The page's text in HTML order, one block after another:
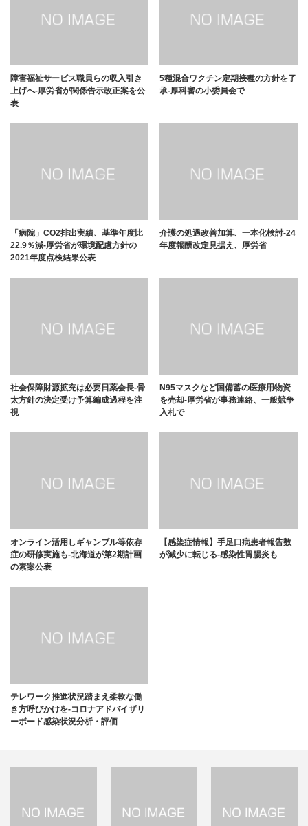
障害福祉サービス職員らの収入引き
上げへ-厚労省が関係告示改正案を公
表
5種混合ワクチン定期接種の方針を了
承-厚科審の小委員会で
「病院」CO2排出実績、基準年度比
22.9％減-厚労省が環境配慮方針の
2021年度点検結果公表
介護の処遇改善加算、一本化検討-24
年度報酬改定見据え、厚労省
社会保障財源拡充は必要日薬会長-骨
太方針の決定受け予算編成過程を注
視
N95マスクなど国備蓄の医療用物資
を売却-厚労省が事務連絡、一般競争
入札で
オンライン活用しギャンブル等依存
症の研修実施も-北海道が第2期計画
の素案公表
【感染症情報】手足口病患者報告数
が減少に転じる-感染性胃腸炎も
テレワーク推進状況踏まえ柔軟な働
き方呼びかけを-コロナアドバイザリ
ーボード感染状況分析・評価